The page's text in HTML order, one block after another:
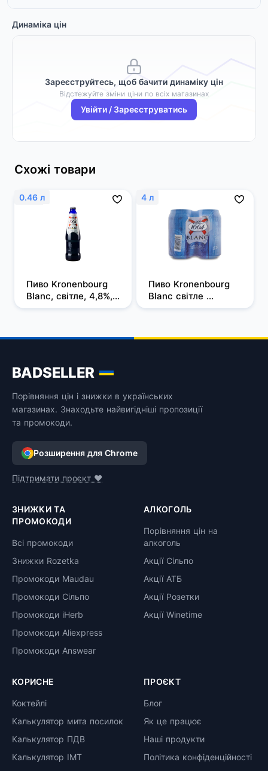
Динаміка цін
Зареєструйтесь, щоб бачити динаміку цін
Відстежуйте зміни ціни по всіх магазинах
Увійти / Зареєструватись
Схожі товари
0.46 л
Пиво Kronenbourg
Blanc, світле, 4,8%,
0,46 л
4 л
Пиво Kronenbourg
Blanc світле
нефільтроване ж/б
BADSELLER
Порівняння цін і знижки в українських
магазинах. Знаходьте найвигідніші пропозиції
та промокоди.
Розширення для Chrome
Підтримати проєкт ❤️
ЗНИЖКИ ТА
ПРОМОКОДИ
Всі промокоди
Знижки Rozetka
Промокоди Maudau
Промокоди Сільпо
Промокоди iHerb
Промокоди Aliexpress
Промокоди Answear
АЛКОГОЛЬ
Порівняння цін на
алкоголь
Акції Сільпо
Акції АТБ
Акції Розетки
Акції Winetime
КОРИСНЕ
Коктейлі
Калькулятор мита посилок
Калькулятор ПДВ
Калькулятор ІМТ
ПРОЄКТ
Блог
Як це працює
Наші продукти
Політика конфіденційності